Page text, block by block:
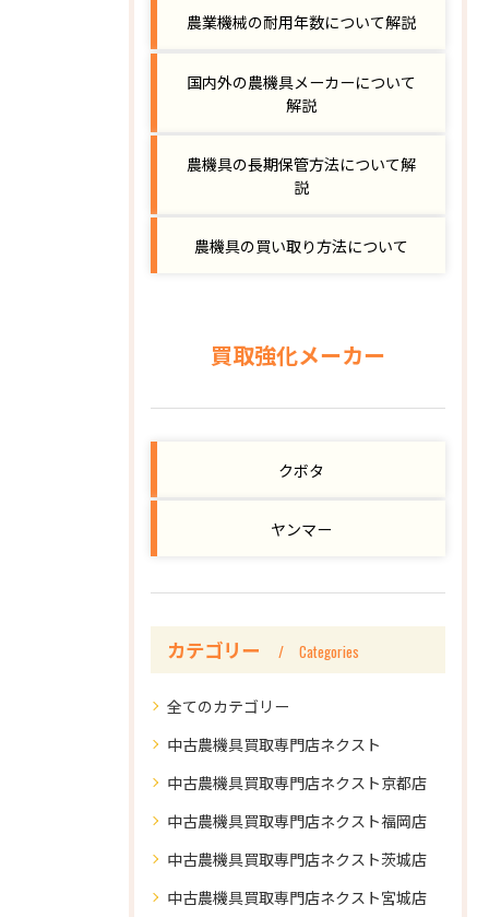
農業機械の耐用年数について解説
国内外の農機具メーカーについて
解説
農機具の長期保管方法について解
説
農機具の買い取り方法について
買取強化メーカー
クボタ
ヤンマー
カテゴリー Categories
全てのカテゴリー
中古農機具買取専門店ネクスト
中古農機具買取専門店ネクスト京都店
中古農機具買取専門店ネクスト福岡店
中古農機具買取専門店ネクスト茨城店
中古農機具買取専門店ネクスト宮城店